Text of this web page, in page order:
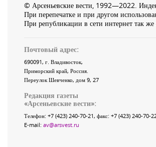
© Арсеньевские вести, 1992—2022.
При перепечатке и при другом
При републикации в сети интернет так же
Почтовый адрес:
690091, г. Владивосток,
Приморский край, Россия.
Переулок Шевченко, дом 9, 27
Редакция газеты
«Арсеньевские вести»:
Телефон: +7 (423) 240-70-21, факс: +7 (423) 240-70-
E-mail: av@arsvest.ru